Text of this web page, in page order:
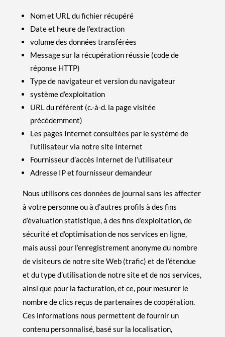
Nom et URL du fichier récupéré
Date et heure de l’extraction
volume des données transférées
Message sur la récupération réussie (code de
réponse HTTP)
Type de navigateur et version du navigateur
système d’exploitation
URL du référent (c.-à-d. la page visitée
précédemment)
Les pages Internet consultées par le système de
l’utilisateur via notre site Internet
Fournisseur d’accès Internet de l’utilisateur
Adresse IP et fournisseur demandeur
Nous utilisons ces données de journal sans les affecter
à votre personne ou à d’autres profils à des fins
d’évaluation statistique, à des fins d’exploitation, de
sécurité et d’optimisation de nos services en ligne,
mais aussi pour l’enregistrement anonyme du nombre
de visiteurs de notre site Web (trafic) et de l’étendue
et du type d’utilisation de notre site et de nos services,
ainsi que pour la facturation, et ce, pour mesurer le
nombre de clics reçus de partenaires de coopération.
Ces informations nous permettent de fournir un
contenu personnalisé, basé sur la localisation,